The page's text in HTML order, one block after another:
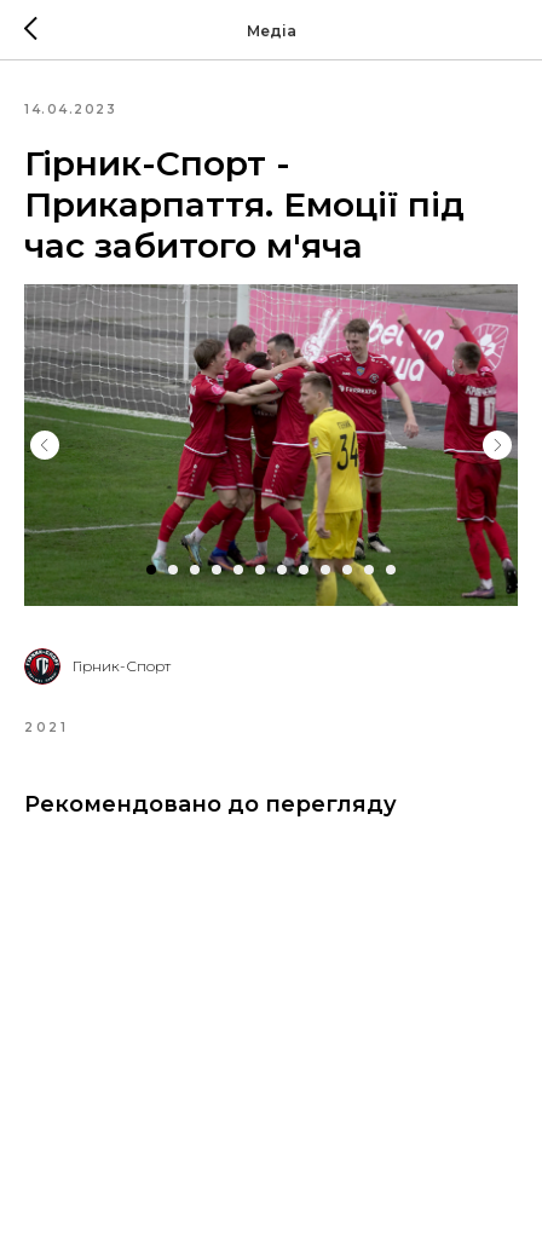
Медіа
14.04.2023
Гірник-Спорт -
Прикарпаття. Емоції під
час забитого м'яча
Гірник-Спорт
2021
Рекомендовано до перегляду